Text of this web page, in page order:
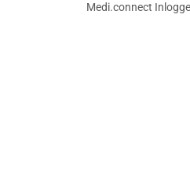
Medi.connect